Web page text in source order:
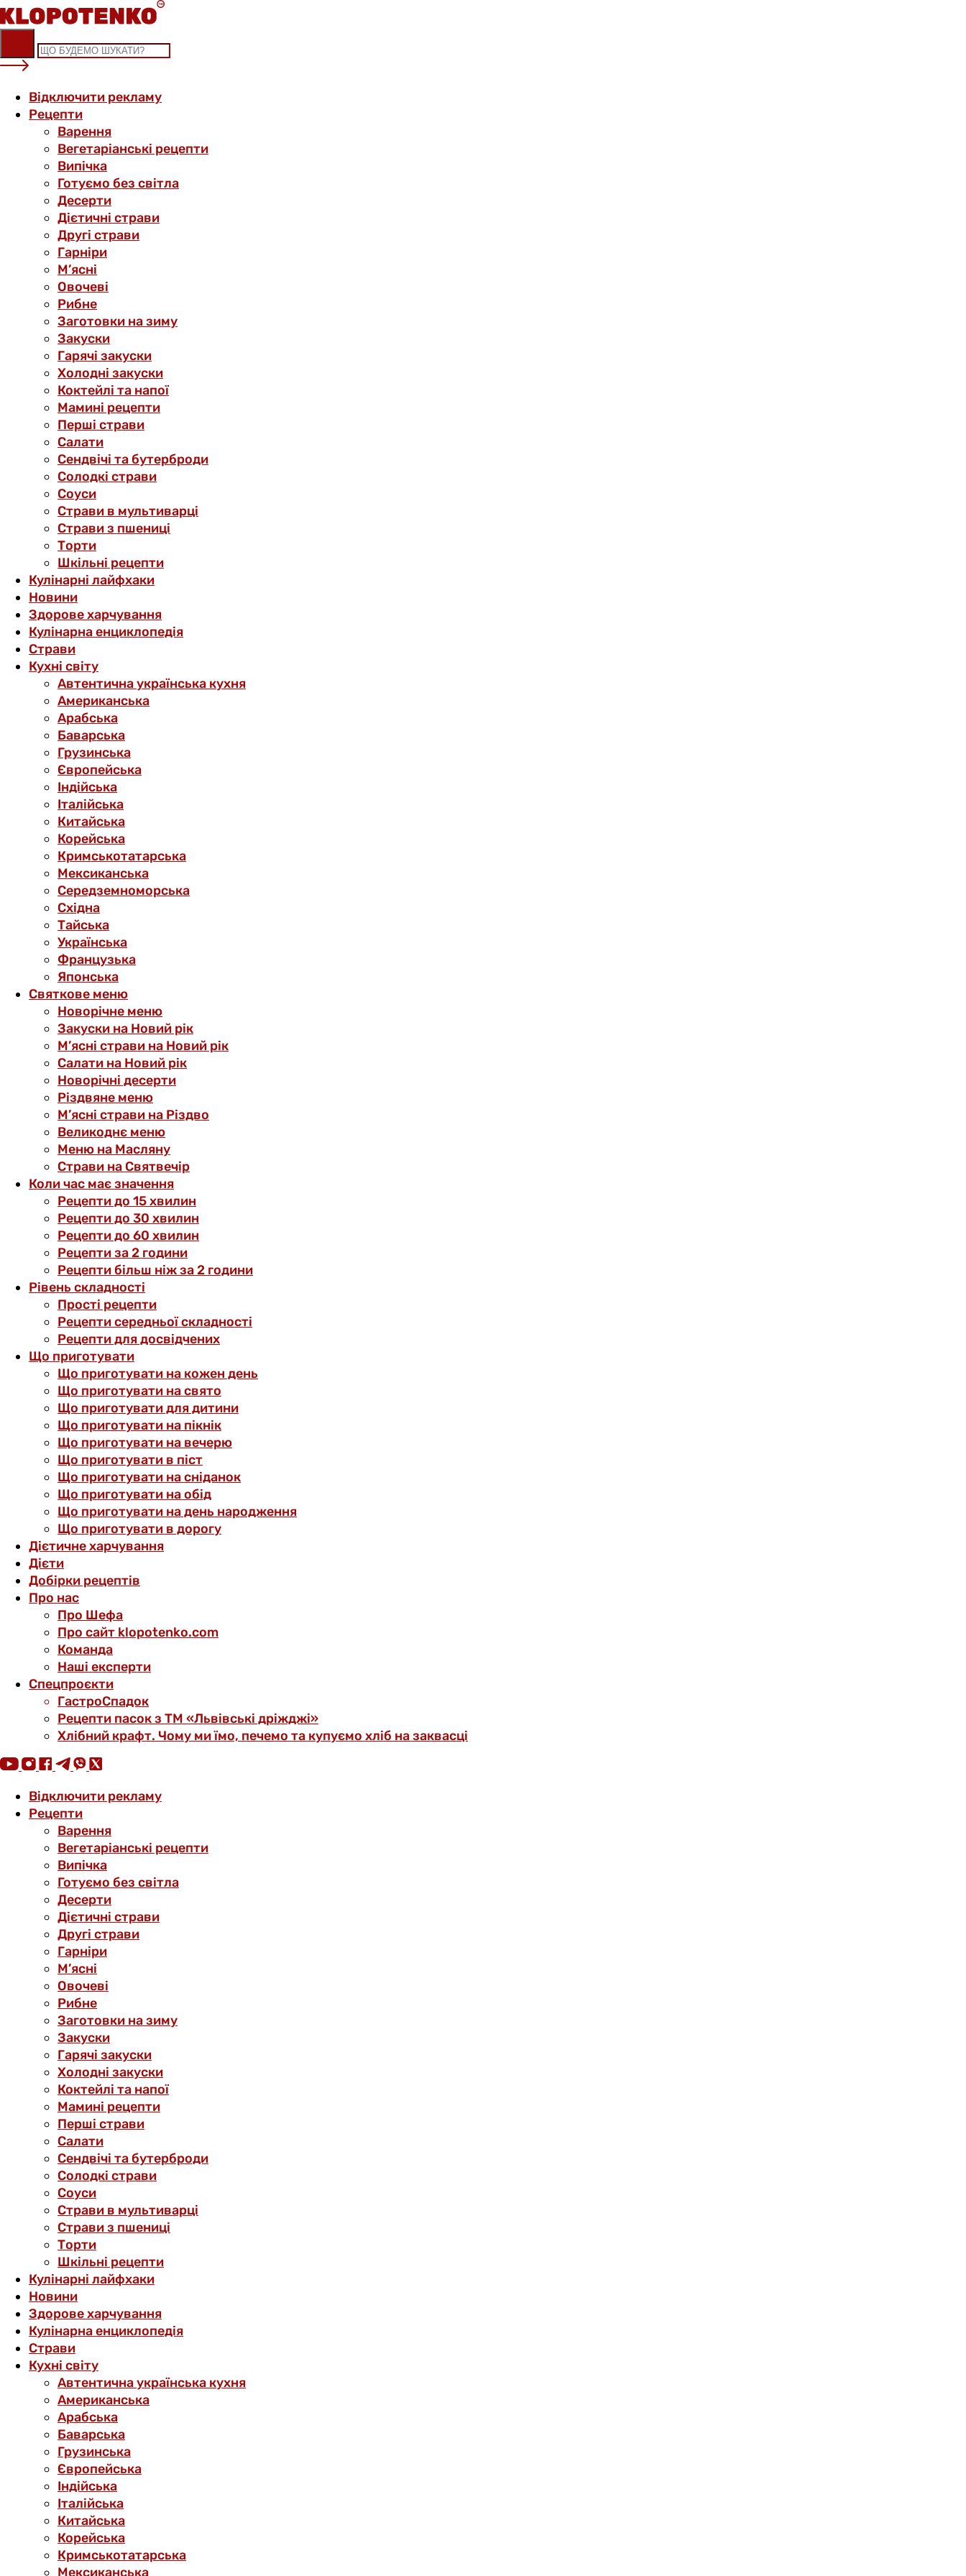
Skip
to
content
Відключити рекламу
Рецепти
Варення
Вегетаріанські рецепти
Випічка
Готуємо без світла
Десерти
Дієтичні страви
Другі страви
Гарніри
М’ясні
Овочеві
Рибне
Заготовки на зиму
Закуски
Гарячі закуски
Холодні закуски
Коктейлі та напої
Мамині рецепти
Перші страви
Салати
Сендвічі та бутерброди
Солодкі страви
Соуси
Страви в мультиварці
Страви з пшениці
Торти
Шкільні рецепти
Кулінарні лайфхаки
Новини
Здорове харчування
Кулінарна енциклопедія
Страви
Кухні світу
Автентична українська кухня
Американська
Арабська
Баварська
Грузинська
Європейська
Індійська
Італійська
Китайська
Корейська
Кримськотатарська
Мексиканська
Середземноморська
Східна
Тайська
Українська
Французька
Японська
Святкове меню
Новорічне меню
Закуски на Новий рік
М’ясні страви на Новий рік
Салати на Новий рік
Новорічні десерти
Різдвяне меню
М’ясні страви на Різдво
Великоднє меню
Меню на Масляну
Страви на Святвечір
Коли час має значення
Рецепти до 15 хвилин
Рецепти до 30 хвилин
Рецепти до 60 хвилин
Рецепти за 2 години
Рецепти більш ніж за 2 години
Рівень складності
Прості рецепти
Рецепти середньої складності
Рецепти для досвідчених
Що приготувати
Що приготувати на кожен день
Що приготувати на свято
Що приготувати для дитини
Що приготувати на пікнік
Що приготувати на вечерю
Що приготувати в піст
Що приготувати на сніданок
Що приготувати на обід
Що приготувати на день народження
Що приготувати в дорогу
Дієтичне харчування
Дієти
Добірки рецептів
Про нас
Про Шефа
Про сайт klopotenko.com
Команда
Наші експерти
Спецпроєкти
ГастроСпадок
Рецепти пасок з ТМ «Львівські дріжджі»
Хлібний крафт. Чому ми їмо, печемо та купуємо хліб на заквасці
Відключити рекламу
Рецепти
Варення
Вегетаріанські рецепти
Випічка
Готуємо без світла
Десерти
Дієтичні страви
Другі страви
Гарніри
М’ясні
Овочеві
Рибне
Заготовки на зиму
Закуски
Гарячі закуски
Холодні закуски
Коктейлі та напої
Мамині рецепти
Перші страви
Салати
Сендвічі та бутерброди
Солодкі страви
Соуси
Страви в мультиварці
Страви з пшениці
Торти
Шкільні рецепти
Кулінарні лайфхаки
Новини
Здорове харчування
Кулінарна енциклопедія
Страви
Кухні світу
Автентична українська кухня
Американська
Арабська
Баварська
Грузинська
Європейська
Індійська
Італійська
Китайська
Корейська
Кримськотатарська
Мексиканська